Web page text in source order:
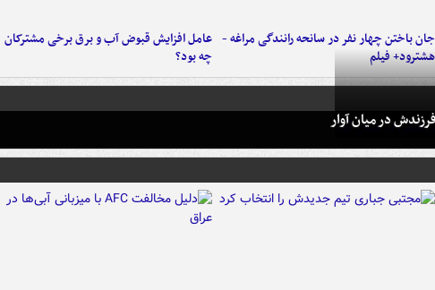
جان باختن چهار نفر در سانحه رانندگی مراغه -
هشترود+ فیلم
عامل افزایش قبوض آب و برق برخی مشترکان
چه بود؟
در میان آوار